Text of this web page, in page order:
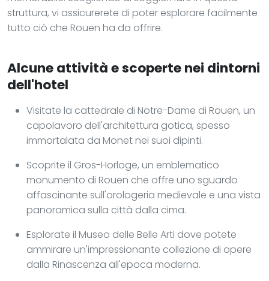
struttura, vi assicurerete di poter esplorare facilmente
tutto ciò che Rouen ha da offrire.
Alcune attività e scoperte nei dintorni
dell'hotel
Visitate la cattedrale di Notre-Dame di Rouen, un
capolavoro dell'architettura gotica, spesso
immortalata da Monet nei suoi dipinti.
Scoprite il Gros-Horloge, un emblematico
monumento di Rouen che offre uno sguardo
affascinante sull'orologeria medievale e una vista
panoramica sulla città dalla cima.
Esplorate il Museo delle Belle Arti dove potete
ammirare un'impressionante collezione di opere
dalla Rinascenza all'epoca moderna.